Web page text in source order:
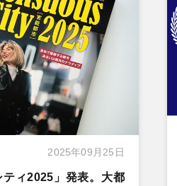
2025年09月25日
ィ2025」発表。大都